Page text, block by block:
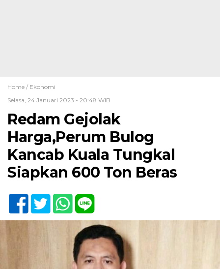
Home / Ekonomi
Selasa, 24 Januari 2023 - 20:48 WIB
Redam Gejolak
Harga,Perum Bulog
Kancab Kuala Tungkal
Siapkan 600 Ton Beras